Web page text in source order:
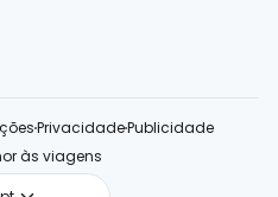
PrivacidadePublicidade
às viagens